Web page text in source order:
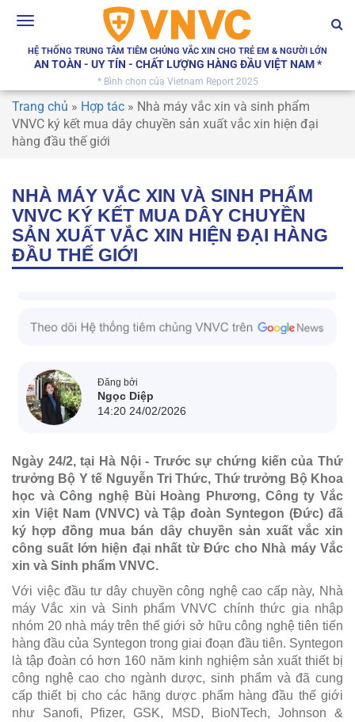
Toggle
HỆ THỐNG TRUNG TÂM TIÊM CHỦNG VẮC XIN CHO TRẺ EM & NGƯỜI LỚN
AN TOÀN - UY TÍN - CHẤT LƯỢNG HÀNG ĐẦU VIỆT NAM *
* Bình chọn của Vietnam Report 2025
Trang chủ » Hợp tác » Nhà máy vắc xin và sinh phẩm
VNVC ký kết mua dây chuyền sản xuất vắc xin hiện đại
hàng đầu thế giới
NHÀ MÁY VẮC XIN VÀ SINH PHẨM
VNVC KÝ KẾT MUA DÂY CHUYỀN
SẢN XUẤT VẮC XIN HIỆN ĐẠI HÀNG
ĐẦU THẾ GIỚI
Đăng bởi
Ngọc Diệp
14:20 24/02/2026
Ngày 24/2, tại Hà Nội - Trước sự chứng kiến của Thứ
trưởng Bộ Y tế Nguyễn Tri Thức, Thứ trưởng Bộ Khoa
học và Công nghệ Bùi Hoàng Phương, Công ty Vắc
xin Việt Nam (VNVC) và Tập đoàn Syntegon (Đức) đã
ký hợp đồng mua bán dây chuyền sản xuất vắc xin
công suất lớn hiện đại nhất từ Đức cho Nhà máy Vắc
xin và Sinh phẩm VNVC.
Với việc đầu tư dây chuyền công nghệ cao cấp này, Nhà
máy Vắc xin và Sinh phẩm VNVC chính thức gia nhập
nhóm 20 nhà máy trên thế giới sở hữu công nghệ tiên tiến
hàng đầu của Syntegon trong giai đoạn đầu tiên. Syntegon
là tập đoàn có hơn 160 năm kinh nghiệm sản xuất thiết bị
công nghệ cao cho ngành dược, sinh phẩm và đã cung
cấp thiết bị cho các hãng dược phẩm hàng đầu thế giới
như Sanofi, Pfizer, GSK, MSD, BioNTech, Johnson &